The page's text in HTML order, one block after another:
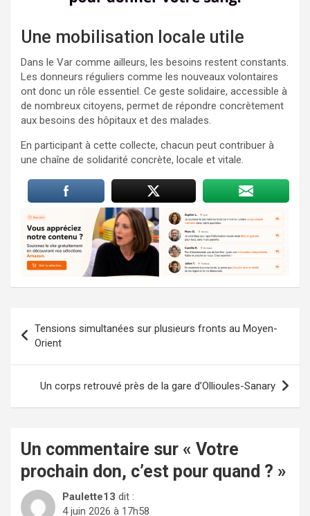
Une mobilisation locale utile
Dans le Var comme ailleurs, les besoins restent constants.
Les donneurs réguliers comme les nouveaux volontaires
ont donc un rôle essentiel. Ce geste solidaire, accessible à
de nombreux citoyens, permet de répondre concrètement
aux besoins des hôpitaux et des malades.
En participant à cette collecte, chacun peut contribuer à
une chaîne de solidarité concrète, locale et vitale.
de
l’article
Tensions simultanées sur plusieurs fronts au Moyen-
Orient
Un corps retrouvé près de la gare d’Ollioules-Sanary
Un commentaire sur « Votre
prochain don, c’est pour quand ? »
Paulette13 dit :
4 juin 2026 à 17h58